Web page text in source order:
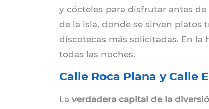
y cócteles para disfrutar antes
de la isla, donde se sirven platos
discotecas más solicitadas. En la
todas las noches.
Calle Roca Plana y Calle
La verdadera capital de la